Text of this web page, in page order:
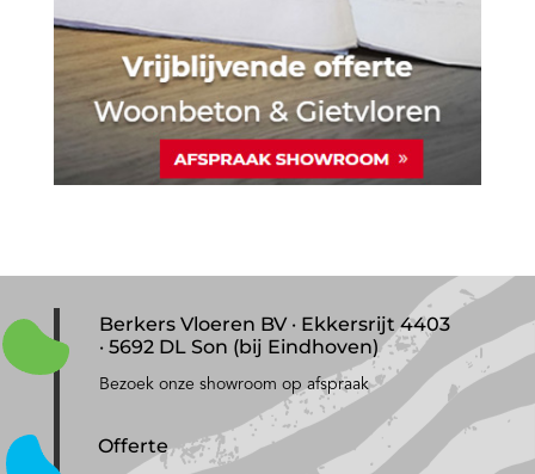
Berkers Vloeren BV · Ekkersrijt 4403
· 5692 DL Son (bij Eindhoven)
Bezoek onze showroom op afspraak
Offerte